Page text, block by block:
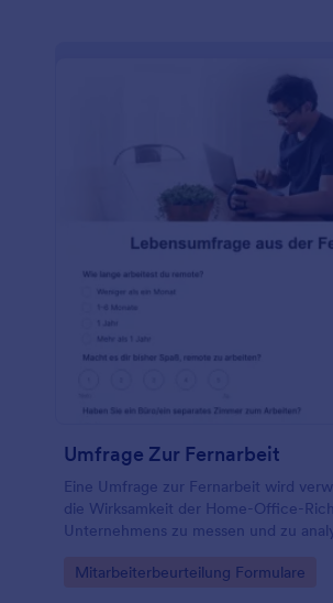
Umfrage Zur Fernarbeit
Eine Umfrage zur Fernarbeit wird
die Wirksamkeit der Home-Office-
Unternehmens zu messen und zu
Go to Category:
Mitarbeiterbeurteilung Formulare